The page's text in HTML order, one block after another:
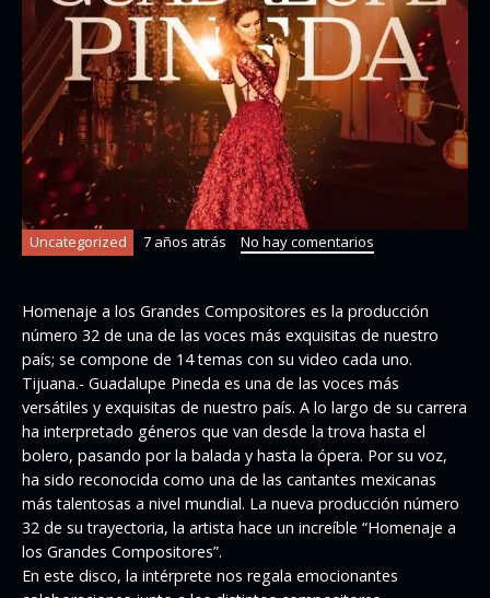
Uncategorized 7 años atrás No hay comentarios
Homenaje a los Grandes Compositores es la producción
número 32 de una de las voces más exquisitas de nuestro
país; se compone de 14 temas con su video cada uno.
Tijuana.- Guadalupe Pineda es una de las voces más
versátiles y exquisitas de nuestro país. A lo largo de su carrera
ha interpretado géneros que van desde la trova hasta el
bolero, pasando por la balada y hasta la ópera. Por su voz,
ha sido reconocida como una de las cantantes mexicanas
más talentosas a nivel mundial. La nueva producción número
32 de su trayectoria, la artista hace un increíble “Homenaje a
los Grandes Compositores”.
En este disco, la intérprete nos regala emocionantes